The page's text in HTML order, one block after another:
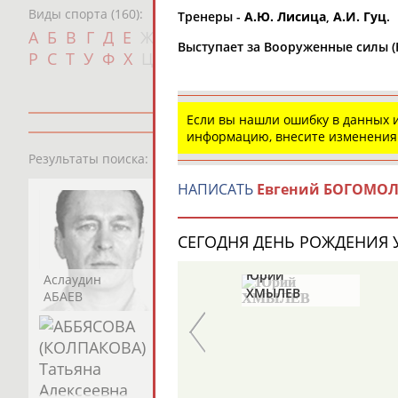
Виды спорта (160):
А Б В Г Д Е И Н
Р С Т У Ф Х Ш Щ Э Ю Я
с
Результаты поиска: 13181персон
Аслаудин
АБАЕВ
Мария
АБАКУМОВА
Тренеры - А.Ю. Лисица, А.И. Гуц.
Выступает за Вооруженные силы
Если вы нашли ошибку в данных
информацию, внесите изменения
НАПИСАТЬ Евгений
СЕГОДНЯ ДЕНЬ РОЖДЕНИЯ
Николай
ЖУРАВСКИЙ
Юрий
ХМЫЛЕВ